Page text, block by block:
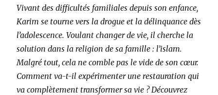
Vivant des difficultés familiales depuis son enfance,
Karim se tourne vers la drogue et la délinquance dès
l’adolescence. Voulant changer de vie, il cherche la
solution dans la religion de sa famille : l’islam.
Malgré tout, cela ne comble pas le vide de son cœur.
Comment va-t-il expérimenter une restauration qui
va complètement transformer sa vie ? Découvrez